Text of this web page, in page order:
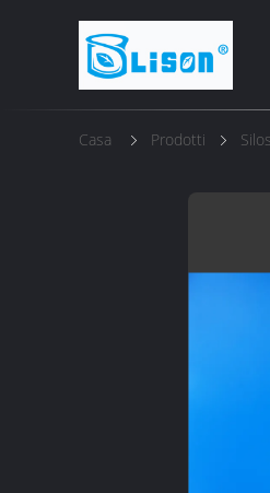
Casa Prodotti